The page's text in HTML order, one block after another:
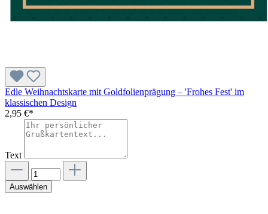
Edle Weihnachtskarte mit Goldfolienprägung – 'Frohes Fest' im
klassischen Design
2,95 €*
Text
Auswählen